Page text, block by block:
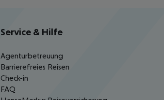
Service & Hilfe
Agenturbetreuung
Barrierefreies Reisen
Check-in
FAQ